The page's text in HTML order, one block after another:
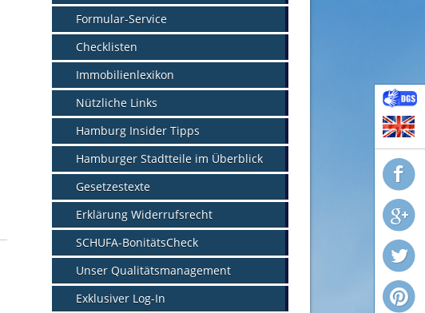
Formular-Service
Checklisten
Immobilienlexikon
Nützliche Links
Hamburg Insider Tipps
Hamburger Stadtteile im Überblick
Gesetzestexte
Erklärung Widerrufsrecht
SCHUFA-BonitätsCheck
Unser Qualitätsmanagement
Exklusiver Log-In